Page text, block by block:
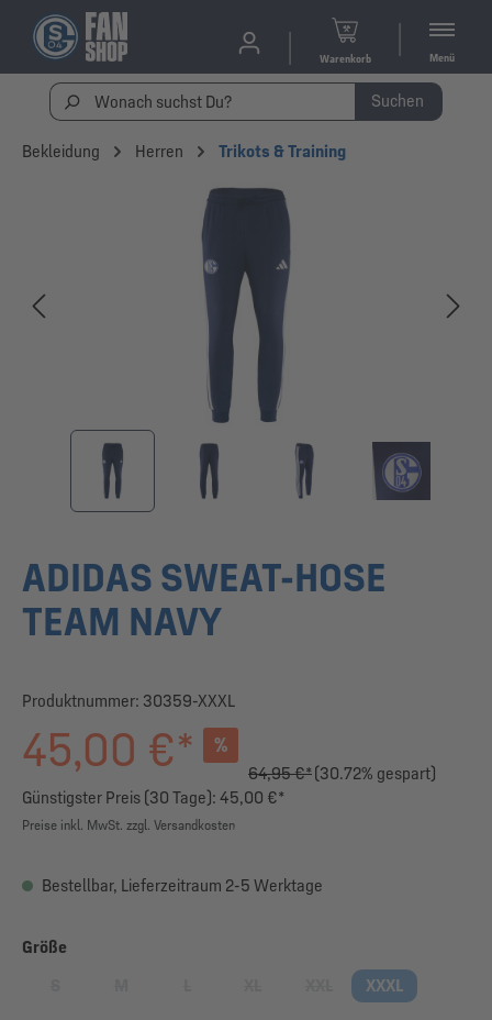
Warenkorb Menü
Suchen
Bekleidung Herren Trikots & Training
ADIDAS SWEAT-HOSE
TEAM NAVY
Produktnummer: 30359-XXXL
45,00 €* %
64,95 €*(30.72% gespart)
Günstigster Preis (30 Tage): 45,00 €*
Preise inkl. MwSt. zzgl. Versandkosten
Bestellbar, Lieferzeitraum 2-5 Werktage
Größe
(Diese Option ist zurzeit nicht verfügbar.)
(Diese Option ist zurzeit nicht verfügbar.)
(Diese Option ist zurzeit nicht
(Diese Option ist zurzeit
XXXL